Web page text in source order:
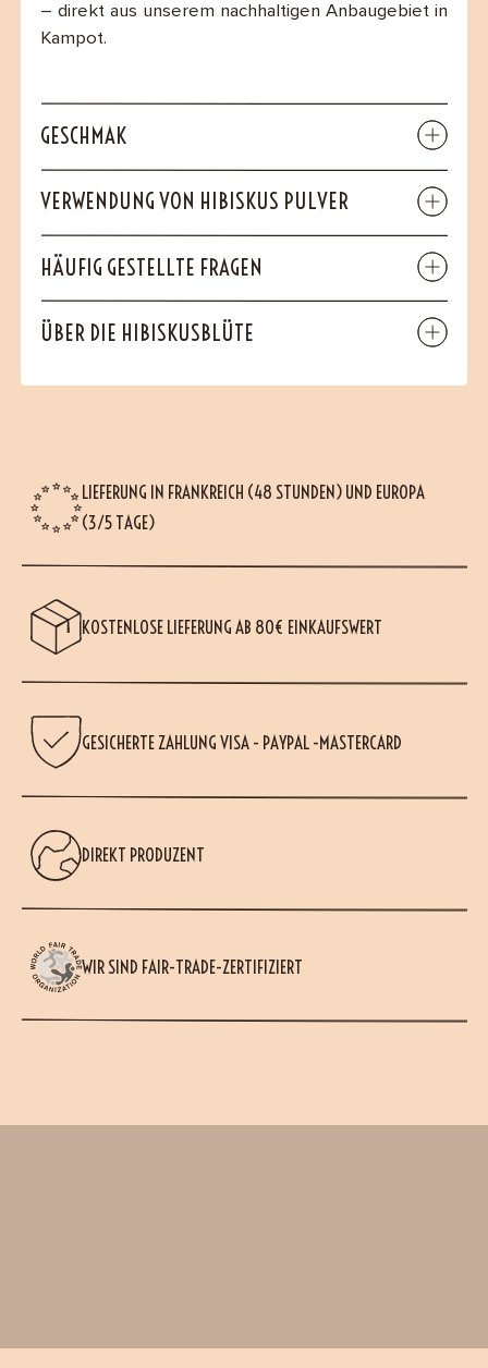
– direkt aus unserem nachhaltigen Anbaugebiet in
Kampot.
GESCHMAK
VERWENDUNG VON HIBISKUS PULVER
HÄUFIG GESTELLTE FRAGEN
ÜBER DIE HIBISKUSBLÜTE
LIEFERUNG IN FRANKREICH (48 STUNDEN) UND EUROPA
(3/5 TAGE)
KOSTENLOSE LIEFERUNG AB 80€ EINKAUFSWERT
GESICHERTE ZAHLUNG VISA - PAYPAL -MASTERCARD
DIREKT PRODUZENT
WIR SIND FAIR-TRADE-ZERTIFIZIERT